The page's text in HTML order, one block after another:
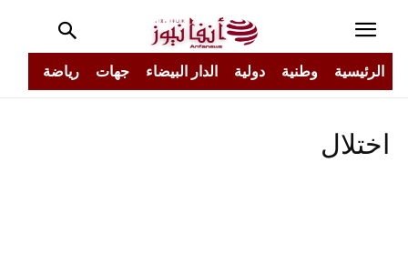
الرئيسية وطنية دولية الدار البيضاء جهات رياضة
اختلال